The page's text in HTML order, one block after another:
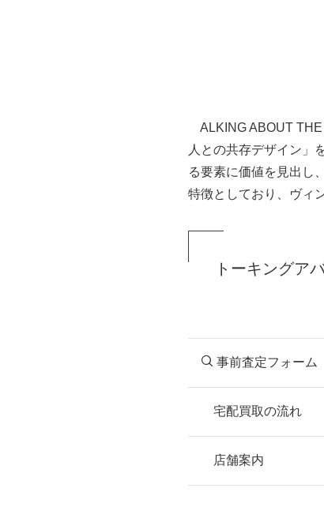
ALKING ABOUT THE
人との共存デザイン」
る要素に価値を見出し
特徴としており、ヴィ
トーキングア
事前査定フォーム
宅配買取の流れ
お申込み
店舗案内